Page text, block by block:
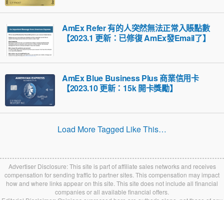
AmEx Refer 有的人突然無法正常入賬點數
【2023.1 更新：已修復 AmEx發Email了】
AmEx Blue Business Plus 商業信用卡
【2023.10 更新：15k 開卡獎勵】
Load More Tagged Like This…
Advertiser Disclosure: This site is part of affiliate sales networks and receives
compensation for sending traffic to partner sites. This compensation may impact
how and where links appear on this site. This site does not include all financial
companies or all available financial offers.